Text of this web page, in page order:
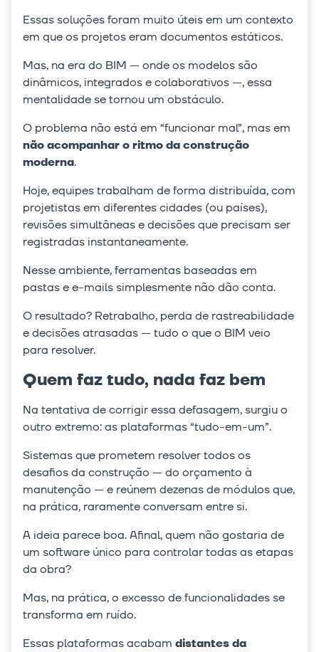
Essas soluções foram muito úteis em um contexto
em que os projetos eram documentos estáticos.
Mas, na era do BIM — onde os modelos são
dinâmicos, integrados e colaborativos —, essa
mentalidade se tornou um obstáculo.
O problema não está em “funcionar mal”, mas em
não acompanhar o ritmo da construção
moderna.
Hoje, equipes trabalham de forma distribuída, com
projetistas em diferentes cidades (ou países),
revisões simultâneas e decisões que precisam ser
registradas instantaneamente.
Nesse ambiente, ferramentas baseadas em
pastas e e-mails simplesmente não dão conta.
O resultado? Retrabalho, perda de rastreabilidade
e decisões atrasadas — tudo o que o BIM veio
para resolver.
Quem faz tudo, nada faz bem
Na tentativa de corrigir essa defasagem, surgiu o
outro extremo: as plataformas “tudo-em-um”.
Sistemas que prometem resolver todos os
desafios da construção — do orçamento à
manutenção — e reúnem dezenas de módulos que,
na prática, raramente conversam entre si.
A ideia parece boa. Afinal, quem não gostaria de
um software único para controlar todas as etapas
da obra?
Mas, na prática, o excesso de funcionalidades se
transforma em ruído.
Essas plataformas acabam distantes da